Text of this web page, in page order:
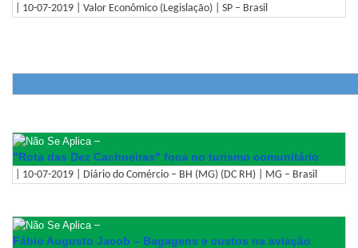
| 10-07-2019 | Valor Econômico (Legislação) | SP – Brasil
–
"Rota das Dez Cachoeiras" foca no turismo comunitário
| 10-07-2019 | Diário do Comércio – BH (MG) (DC RH) | MG – Brasil
–
Fábio Augusto Jacob – Bagagens e custos na aviação